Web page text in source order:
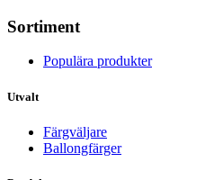
Sortiment
Populära produkter
Utvalt
Färgväljare
Ballongfärger